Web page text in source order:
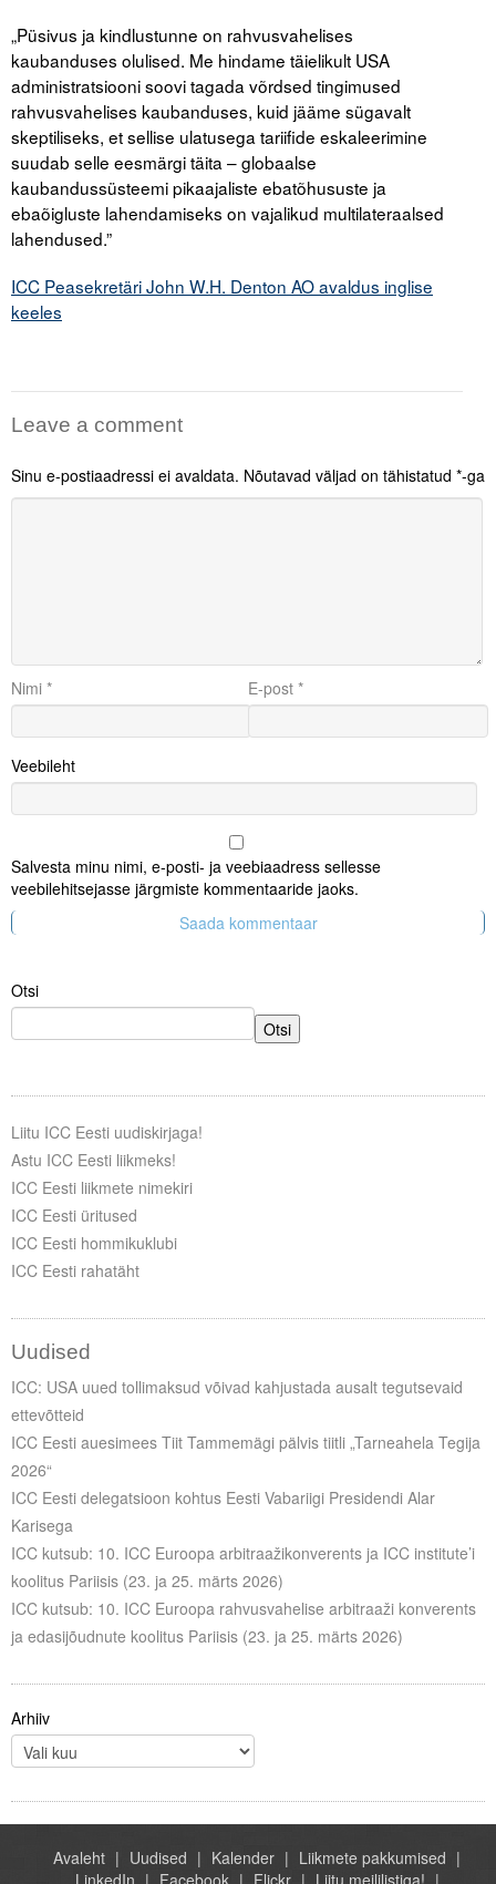
„Püsivus ja kindlustunne on rahvusvahelises
kaubanduses olulised. Me hindame täielikult USA
administratsiooni soovi tagada võrdsed tingimused
rahvusvahelises kaubanduses, kuid jääme sügavalt
skeptiliseks, et sellise ulatusega tariifide eskaleerimine
suudab selle eesmärgi täita – globaalse
kaubandussüsteemi pikaajaliste ebatõhususte ja
ebaõigluste lahendamiseks on vajalikud multilateraalsed
lahendused.”
ICC Peasekretäri John W.H. Denton AO avaldus inglise
keeles
Leave a comment
Sinu e-postiaadressi ei avaldata. Nõutavad väljad on tähistatud *-ga
Nimi * E-post *
Veebileht
Salvesta minu nimi, e-posti- ja veebiaadress sellesse
veebilehitsejasse järgmiste kommentaaride jaoks.
Otsi
Otsi
Liitu ICC Eesti uudiskirjaga!
Astu ICC Eesti liikmeks!
ICC Eesti liikmete nimekiri
ICC Eesti üritused
ICC Eesti hommikuklubi
ICC Eesti rahatäht
Uudised
ICC: USA uued tollimaksud võivad kahjustada ausalt tegutsevaid
ettevõtteid
ICC Eesti auesimees Tiit Tammemägi pälvis tiitli „Tarneahela Tegija
2026“
ICC Eesti delegatsioon kohtus Eesti Vabariigi Presidendi Alar
Karisega
ICC kutsub: 10. ICC Euroopa arbitraažikonverents ja ICC institute’i
koolitus Pariisis (23. ja 25. märts 2026)
ICC kutsub: 10. ICC Euroopa rahvusvahelise arbitraaži konverents
ja edasijõudnute koolitus Pariisis (23. ja 25. märts 2026)
Arhiiv
Avaleht Uudised Kalender
Liikmete pakkumised